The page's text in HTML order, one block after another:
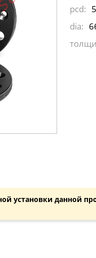
pcd:
dia:
установки данной